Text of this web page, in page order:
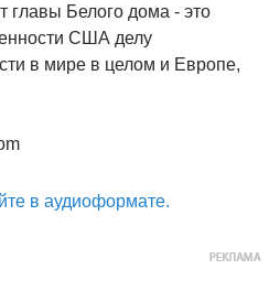
главы Белого дома - это
США делу
в мире в целом и Европе,
в аудиоформате.